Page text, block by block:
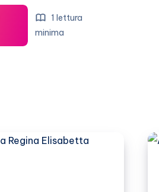
1 lettura
minima